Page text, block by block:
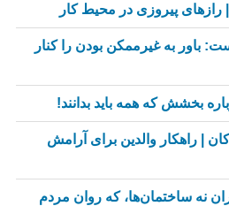
پیروزی در محیط کار
باور به غیرممکن بودن را کنار
بخشش که همه باید بدانند!
| راهکار والدین برای آرامش
نه ساختمان‌ها، که روان مردم